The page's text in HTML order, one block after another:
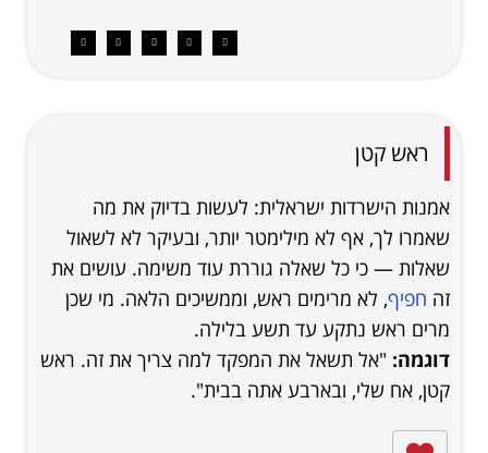
ראש קטן
אמנות הישרדות ישראלית: לעשות בדיוק את מה
שאמרו לך, אף לא מילימטר יותר, ובעיקר לא לשאול
שאלות — כי כל שאלה גוררת עוד משימה. עושים את
זה חפיף, לא מרימים ראש, וממשיכים הלאה. מי שכן
מרים ראש נתקע עד תשע בלילה.
דוגמה: "אל תשאל את המפקד למה צריך את זה. ראש
קטן, אח שלי, ובארבע אתה בבית".